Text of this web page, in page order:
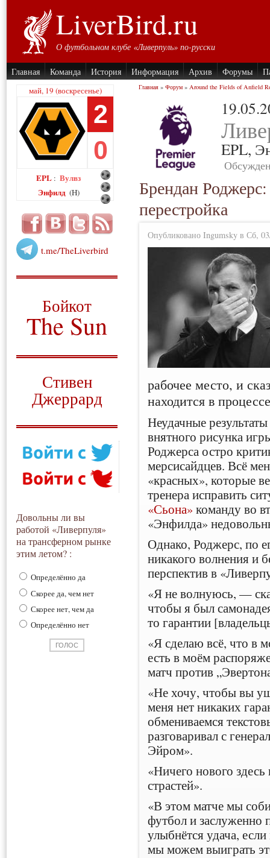
LiverBird.ru
О футбольном клубе «Ливерпуль» по-русски
Главная Команда История Информация Архив Форумы
май, 19 (воскресенье)
2
0
EPL : Вулвз
Энфилд (H)
t.me/TheLiverbird
Бойкот
The Sun
Стивен
Джеррард
Довольны ли вы
работой «Ливерпуля»
на трансферном рынке
этим летом? :
Определённо да
Скорее да, чем нет
Скорее нет, чем да
Определённо нет
Главная » Форум » Around the Fields of Anfield
EPL,
Брендан
перестройка
Опубликовано Ingumsky в Сб,
рабочее место, и
находится в
Неудачные
внятного рисунка
Роджерса остро
мерсисайдцев. Всё
«красных», которые
тренера исправить
«Сьона»команду во
«Энфилда»
Однако, Роджерс, по
никакого волнения и
перспектив в
«Я не волнуюсь, —
чтобы я был
то гарантии
«Я сделаю всё, что в
есть в моём
матч против
«Не хочу, чтобы вы
меня нет никаких
обмениваемся
разговаривал с
Эйром».
«Ничего нового
страстей».
«В этом матче мы
футбол и заслуженно
улыбнётся удача,
мы можем выиграть